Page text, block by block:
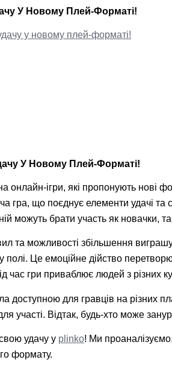
У Новому Плей-Форматі!
у новому плей-форматі!
У Новому Плей-Форматі!
ігри, які пропонують нові
гра, що поєднує елементи удачі та
можуть брати участь як новачки, так
та можливості збільшення
Це емоційне дійство
час гри приваблює людей з різних
доступною для гравців на різних
участі. Відтак, будь-хто може
удачу у plinko! Ми проаналізуємо,
формату.